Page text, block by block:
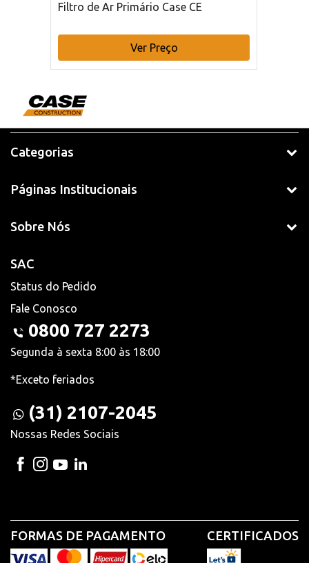
Filtro de Ar Primário Case CE
Ver Preço
Categorias
Páginas Institucionais
Sobre Nós
SAC
Status do Pedido
Fale Conosco
0800 727 2273
Segunda à sexta 8:00 às 18:00
*Exceto feriados
(31) 2107-2045
Nossas Redes Sociais
FORMAS DE PAGAMENTO CERTIFICADOS